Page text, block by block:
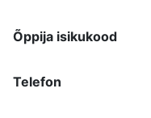
Õppija isikukood
Telefon